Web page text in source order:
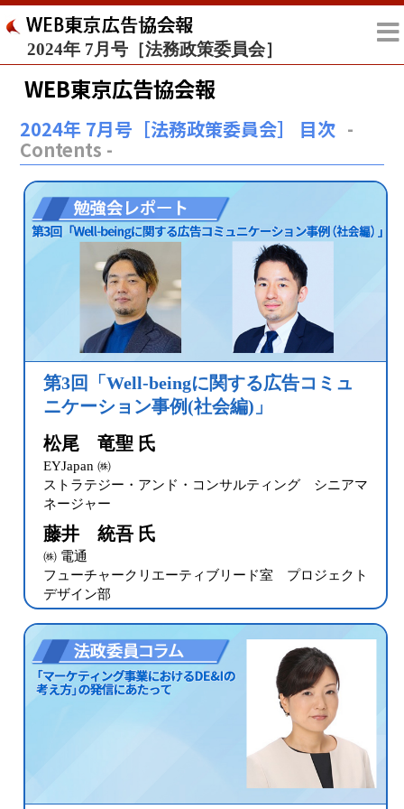
2024年 7月号［法務政策委員会］
WEB東京広告協会報
2024年 7月号［法務政策委員会］ 目次 -
Contents -
第3回「Well-beingに関する広告コミュ
ニケーション事例(社会編)」
松尾 竜聖 氏
EYJapan ㈱
ストラテジー・アンド・コンサルティング シニアマ
ネージャー
藤井 統吾 氏
㈱ 電通
フューチャークリエーティブリード室 プロジェクト
デザイン部